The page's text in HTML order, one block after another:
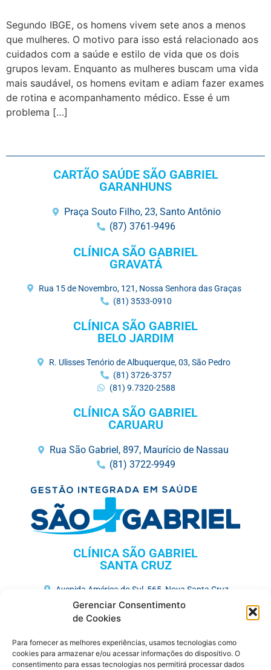
Gerenciar Consentimento
de Cookies
Para fornecer as melhores experiências, usamos tecnologias como
cookies para armazenar e/ou acessar informações do dispositivo. O
consentimento para essas tecnologias nos permitirá processar dados
Segundo IBGE, os homens vivem sete anos a menos
que mulheres. O motivo para isso está relacionado aos
cuidados com a saúde e estilo de vida que os dois
grupos levam. Enquanto as mulheres buscam uma vida
mais saudável, os homens evitam e adiam fazer exames
de rotina e acompanhamento médico. Esse é um
problema […]
CARTÃO SAÚDE SÃO GABRIEL
GARANHUNS
Praça Souto Filho, 23, Santo Antônio
(87) 3761-9496
CLÍNICA SÃO GABRIEL
GRAVATÁ
Rua 15 de Novembro, 121, Nossa Senhora das Graças
(81) 3533-0910
CLÍNICA SÃO GABRIEL
BELO JARDIM
R. Ulisses Tenório de Albuquerque, 03, São Pedro
(81) 3726-3757
(81) 9.7320-2588
CLÍNICA SÃO GABRIEL
CARUARU
Rua São Gabriel, 897, Maurício de Nassau
(81) 3722-9949
CLÍNICA SÃO GABRIEL
SANTA CRUZ
Avenida América do Sul, 565, Nova Santa Cruz
(81) 3731-3675
HOSPITAL MEMORIAL SÃO GABRIEL
Av. José Veríssimo, 752, Maurício de Nassau
(81) 3727-7250